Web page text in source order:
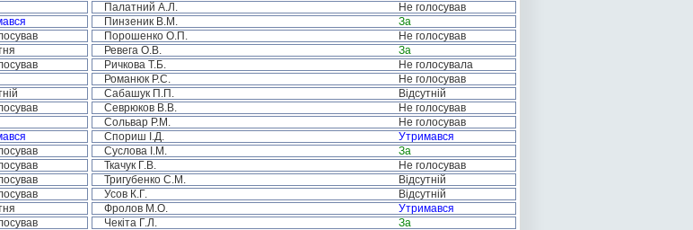
Палатний А.Л.
Не голосував
Пинзеник В.М.
За
Порошенко О.П.
Не голосував
Ревега О.В.
За
Ричкова Т.Б.
Не голосувала
Романюк Р.С.
Не голосував
Сабашук П.П.
Відсутній
Севрюков В.В.
Не голосував
Сольвар Р.М.
Не голосував
Спориш І.Д.
Утримався
Суслова І.М.
За
Ткачук Г.В.
Не голосував
Тригубенко С.М.
Відсутній
Усов К.Г.
Відсутній
Фролов М.О.
Утримався
Чекіта Г.Л.
За